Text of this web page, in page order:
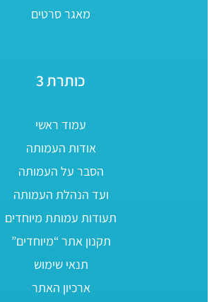
מאגר סרטים
כותרת 3
עמוד ראשי
אודות העמותה
הסבר על העמותה
ועד הנהלת העמותה
תעודות עמותת מיוחדים
תקנון אתר “מיוחדים”
תנאי שימוש
ארכיון האתר